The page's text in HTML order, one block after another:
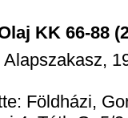
KK 66-88
Földházi,